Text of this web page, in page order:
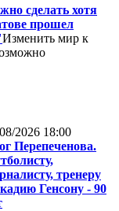
сделать хотя
прошел
Изменить мир к
2026 18:00
Перепеченова.
тренеру
Генсону - 90